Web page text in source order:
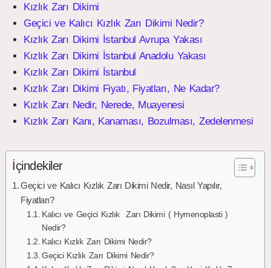
Kızlık Zarı Dikimi
Geçici ve Kalıcı Kızlık Zarı Dikimi Nedir?
Kızlık Zarı Dikimi İstanbul Avrupa Yakası
Kızlık Zarı Dikimi İstanbul Anadolu Yakası
Kızlık Zarı Dikimi İstanbul
Kızlık Zarı Dikimi Fiyatı, Fiyatları, Ne Kadar?
Kızlık Zarı Nedir, Nerede, Muayenesi
Kızlık Zarı Kanı, Kanaması, Bozulması, Zedelenmesi
İçindekiler
Geçici ve Kalıcı Kızlık Zarı Dikimi Nedir, Nasıl Yapılır,
Fiyatları?
Kalıcı ve Geçici Kızlık Zarı Dikimi ( Hymenoplasti )
Nedir?
Kalıcı Kızlık Zarı Dikimi Nedir?
Geçici Kızlık Zarı Dikimi Nedir?